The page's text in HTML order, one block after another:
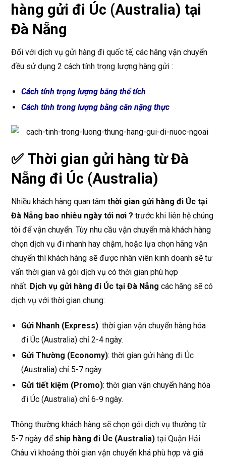
hàng gửi đi Úc (Australia) tại
Đà Nẵng
Đối với dịch vụ gửi hàng đi quốc tế, các hãng vận chuyển
đều sử dụng 2 cách tính trọng lượng hàng gửi :
Cách tính trọng lượng bằng thể tích
Cách tính trong lượng bằng cân nặng thực
✅ Thời gian gửi hàng từ Đà
Nẵng đi Úc (Australia)
Nhiều khách hàng quan tâmthời gian gửi hàng đi Úc tại
Đà Nẵng bao nhiêu ngày tới nơi ? trước khi liên hệ chúng
tôi để vận chuyển. Tùy nhu cầu vận chuyển mà khách hàng
chọn dịch vụ đi nhanh hay chậm, hoặc lựa chọn hãng vận
chuyển thì khách hàng sẽ được nhân viên kinh doanh sẽ tư
vấn thời gian và gói dịch vụ có thời gian phù hợp
nhất. Dịch vụ gửi hàng đi Úc tại Đà Nẵng các hãng sẽ có
dịch vụ với thời gian chung:
Gửi Nhanh (Express): thời gian vận chuyển hàng hóa
đi Úc (Australia) chỉ 2-4 ngày.
Gửi Thường (Economy): thời gian gửi hàng đi Úc
(Australia) chỉ 5-7 ngày.
Gửi tiết kiệm (Promo): thời gian vận chuyển hàng hóa
đi Úc (Australia) chỉ 6-9 ngày.
Thông thường khách hàng sẽ chọn gói dịch vụ thường từ
5-7 ngày để ship hàng đi Úc (Australia) tại Quận Hải
Châu vì khoảng thời gian vận chuyển khá phù hợp và giá